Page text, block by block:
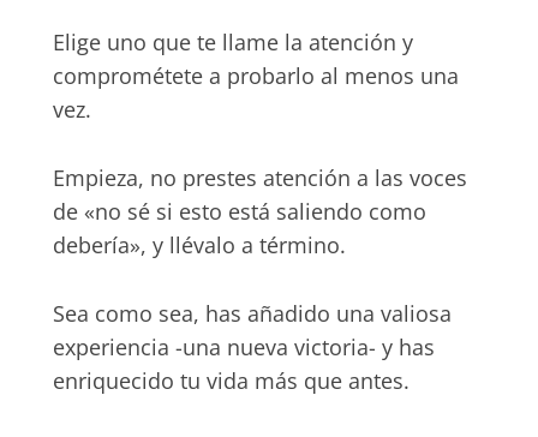
Elige uno que te llame la atención y
comprométete a probarlo al menos una
vez.
Empieza, no prestes atención a las voces
de «no sé si esto está saliendo como
debería», y llévalo a término.
Sea como sea, has añadido una valiosa
experiencia -una nueva victoria- y has
enriquecido tu vida más que antes.